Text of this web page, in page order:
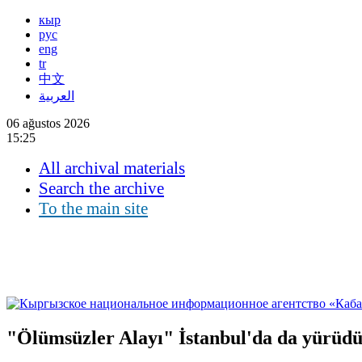
кыр
рус
eng
tr
中文
العربية
06 ağustos 2026
15:25
All archival materials
Search the archive
To the main site
"Ölümsüzler Alayı" İstanbul'da da yürüdü